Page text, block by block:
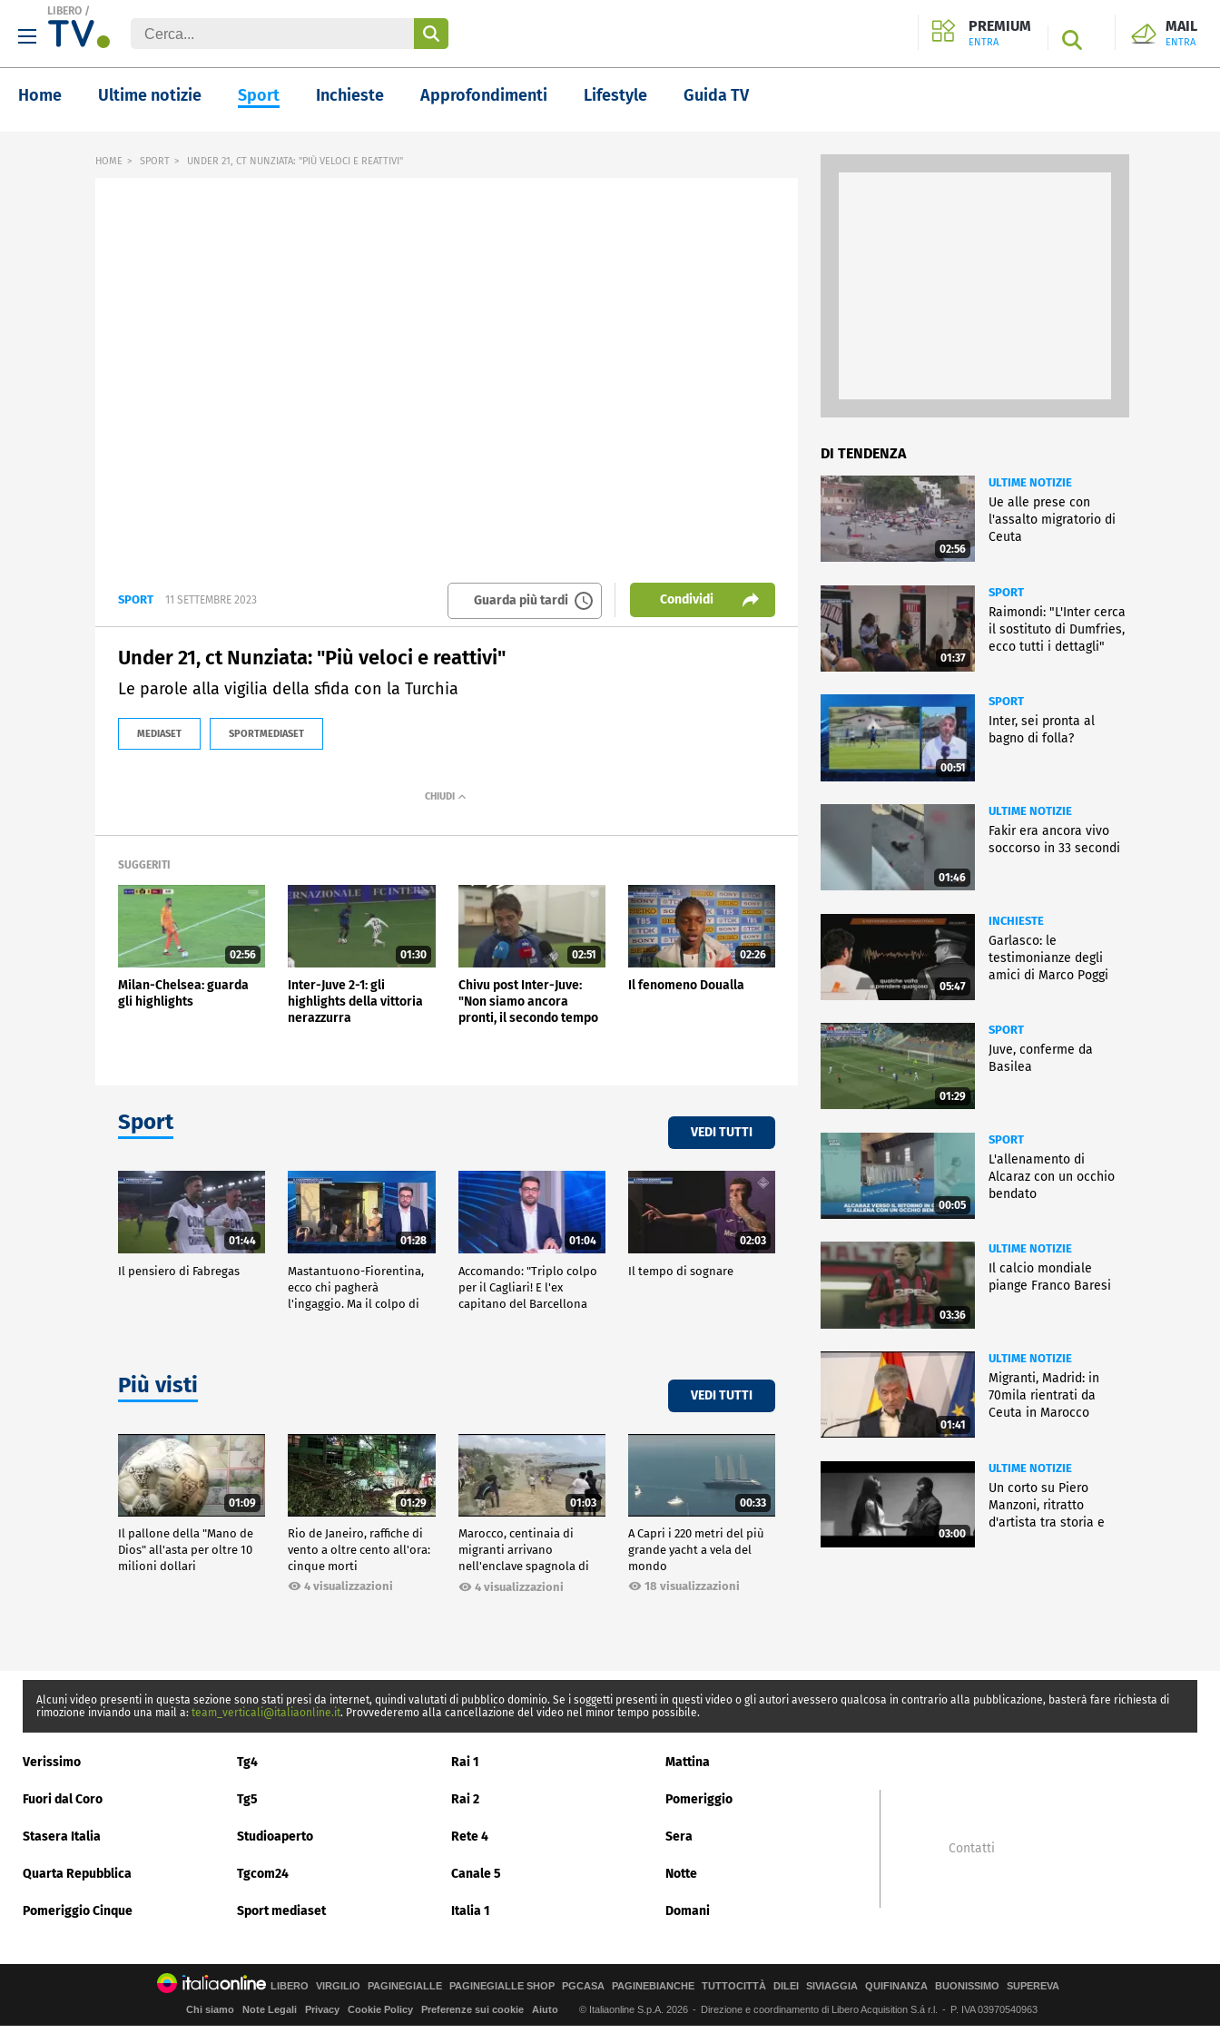
LIBERO /
PREMIUM
ENTRA SEARCH
MAIL
ENTRA
Home Ultime notizie Sport Inchieste Approfondimenti Lifestyle Guida TV
HOME SPORT UNDER 21, CT NUNZIATA: "PIÙ VELOCI E REATTIVI"
SPORT 11 SETTEMBRE 2023 Guarda più tardi Condividi
Under 21, ct Nunziata: "Più veloci e reattivi"
Le parole alla vigilia della sfida con la Turchia
MEDIASET SPORTMEDIASET
SUGGERITI
02:56
Milan-Chelsea: guarda
gli highlights
01:30
Inter-Juve 2-1: gli
highlights della vittoria
nerazzurra
02:51
Chivu post Inter-Juve:
"Non siamo ancora
pronti, il secondo tempo
02:26
Il fenomeno Doualla
Sport VEDI TUTTI
01:44
Il pensiero di Fabregas
01:28
Mastantuono-Fiorentina,
ecco chi pagherà
l'ingaggio. Ma il colpo di
01:04
Accomando: "Triplo colpo
per il Cagliari! E l'ex
capitano del Barcellona
02:03
Il tempo di sognare
Più visti VEDI TUTTI
01:09
Il pallone della "Mano de
Dios" all'asta per oltre 10
milioni dollari
01:29
Rio de Janeiro, raffiche di
vento a oltre cento all'ora:
cinque morti
4 visualizzazioni
01:03
Marocco, centinaia di
migranti arrivano
nell'enclave spagnola di
Ceuta4 visualizzazioni
00:33
A Capri i 220 metri del più
grande yacht a vela del
mondo
18 visualizzazioni
DI TENDENZA
02:56
ULTIME NOTIZIE
Ue alle prese con
l'assalto migratorio di
Ceuta
01:37
SPORT
Raimondi: "L'Inter cerca
il sostituto di Dumfries,
ecco tutti i dettagli"
00:51
SPORT
Inter, sei pronta al
bagno di folla?
01:46
ULTIME NOTIZIE
Fakir era ancora vivo
soccorso in 33 secondi
05:47
INCHIESTE
Garlasco: le
testimonianze degli
amici di Marco Poggi
01:29
SPORT
Juve, conferme da
Basilea
00:05
SPORT
L'allenamento di
Alcaraz con un occhio
bendato
03:36
ULTIME NOTIZIE
Il calcio mondiale
piange Franco Baresi
01:41
ULTIME NOTIZIE
Migranti, Madrid: in
70mila rientrati da
Ceuta in Marocco
03:00
ULTIME NOTIZIE
Un corto su Piero
Manzoni, ritratto
d'artista tra storia e
Alcuni video presenti in questa sezione sono stati presi da internet, quindi valutati di pubblico dominio. Se i soggetti presenti in questi video o gli autori avessero qualcosa in contrario alla pubblicazione, basterà fare richiesta di
rimozione inviando una mail a: team_verticali@italiaonline.it. Provvederemo alla cancellazione del video nel minor tempo possibile.
Verissimo Tg4 Rai 1 Mattina
Fuori dal Coro Tg5 Rai 2 Pomeriggio
Stasera Italia Studioaperto Rete 4 Sera
Quarta Repubblica Tgcom24 Canale 5 Notte
Pomeriggio Cinque Sport mediaset Italia 1 Domani
Contatti
LIBERO VIRGILIO PAGINEGIALLE PAGINEGIALLE SHOP PGCASA PAGINEBIANCHE TUTTOCITTÀ DILEI SIVIAGGIA QUIFINANZA BUONISSIMO SUPEREVA
Chi siamo Note Legali Privacy Cookie Policy Preferenze sui cookie Aiuto © Italiaonline S.p.A. 2026 Direzione e coordinamento di Libero Acquisition S.á r.l. P. IVA 03970540963